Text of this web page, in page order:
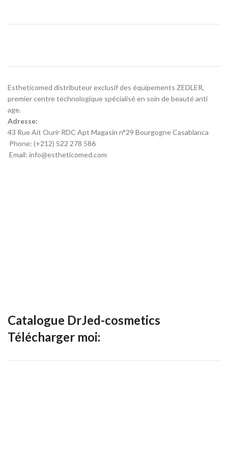
Estheticomed distributeur exclusif des équipements ZEDLER,
premier centre technologique spécialisé en soin de beauté anti
age.
Adresse:
43 Rue Ait Ourir RDC Apt Magasin n°29 Bourgogne Casablanca
Phone: (+212) 522 278 586
Email: info@estheticomed.com
Catalogue DrJed-cosmetics
Télécharger moi: